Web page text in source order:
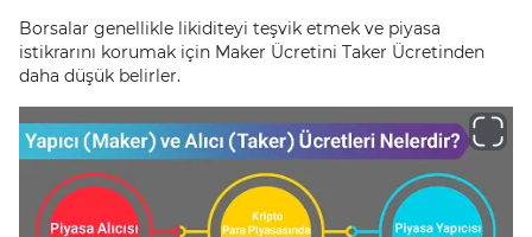
Borsalar genellikle likiditeyi teşvik etmek ve piyasa
istikrarını korumak için Maker Ücretini Taker Ücretinden
daha düşük belirler.